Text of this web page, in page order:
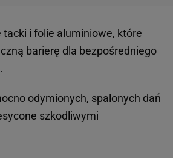
tacki i folie aluminiowe, które
barierę dla bezpośredniego
odymionych, spalonych dań
szkodliwymi